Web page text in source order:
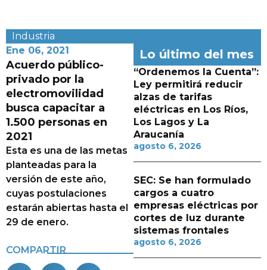
Industria
Ene 06, 2021
Acuerdo público-
privado por la
electromovilidad
busca capacitar a
1.500 personas en
2021
Esta es una de las metas
planteadas para la
versión de este año,
cuyas postulaciones
estarán abiertas hasta el
29 de enero.
COMPARTIR
Lo último del mes
“Ordenemos la Cuenta”:
Ley permitirá reducir
alzas de tarifas
eléctricas en Los Ríos,
Los Lagos y La
Araucanía
agosto 6, 2026
SEC: Se han formulado
cargos a cuatro
empresas eléctricas por
cortes de luz durante
sistemas frontales
agosto 6, 2026